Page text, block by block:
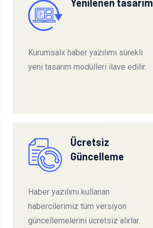
Kurumsalx haber yazılımı sürekli
yeni tasarım modülleri ilave edilir.
Ücretsiz
Güncelleme
Haber yazılımı kullanan
habercilerimiz tüm versiyon
güncellemelerini ücretsiz alırlar.